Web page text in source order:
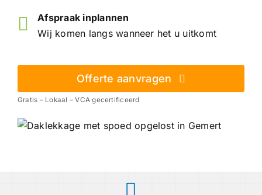
Afspraak inplannen
Wij komen langs wanneer het u uitkomt
Offerte aanvragen
Gratis – Lokaal – VCA gecertificeerd